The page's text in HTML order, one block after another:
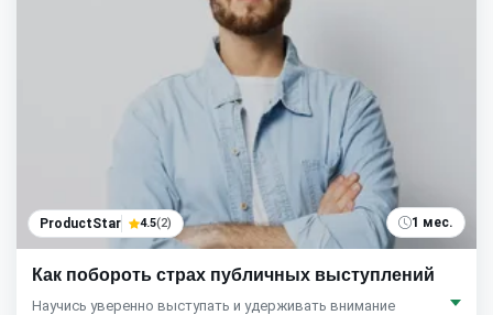
ProductStar 4.5(2) 1 мес.
Как побороть страх публичных выступлений
Научись уверенно выступать и удерживать внимание